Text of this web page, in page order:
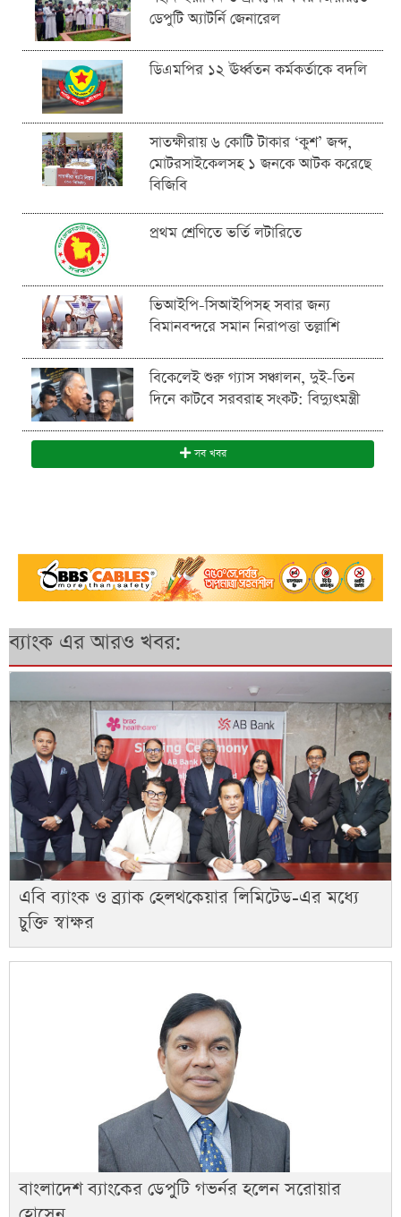
ডেপুটি অ্যাটর্নি জেনারেল
ডিএমপির ১২ ঊর্ধ্বতন কর্মকর্তাকে বদলি
সাতক্ষীরায় ৬ কোটি টাকার ‘কুশ’ জব্দ,
মোটরসাইকেলসহ ১ জনকে আটক করেছে
বিজিবি
প্রথম শ্রেণিতে ভর্তি লটারিতে
ভিআইপি-সিআইপিসহ সবার জন্য
বিমানবন্দরে সমান নিরাপত্তা তল্লাশি
বিকেলেই শুরু গ্যাস সঞ্চালন, দুই-তিন
দিনে কাটবে সরবরাহ সংকট: বিদ্যুৎমন্ত্রী
সব খবর
ব্যাংক এর আরও খবর:
এবি ব্যাংক ও ব্র্যাক হেলথকেয়ার লিমিটেড-এর মধ্যে
চুক্তি স্বাক্ষর
বাংলাদেশ ব্যাংকের ডেপুটি গভর্নর হলেন সরোয়ার